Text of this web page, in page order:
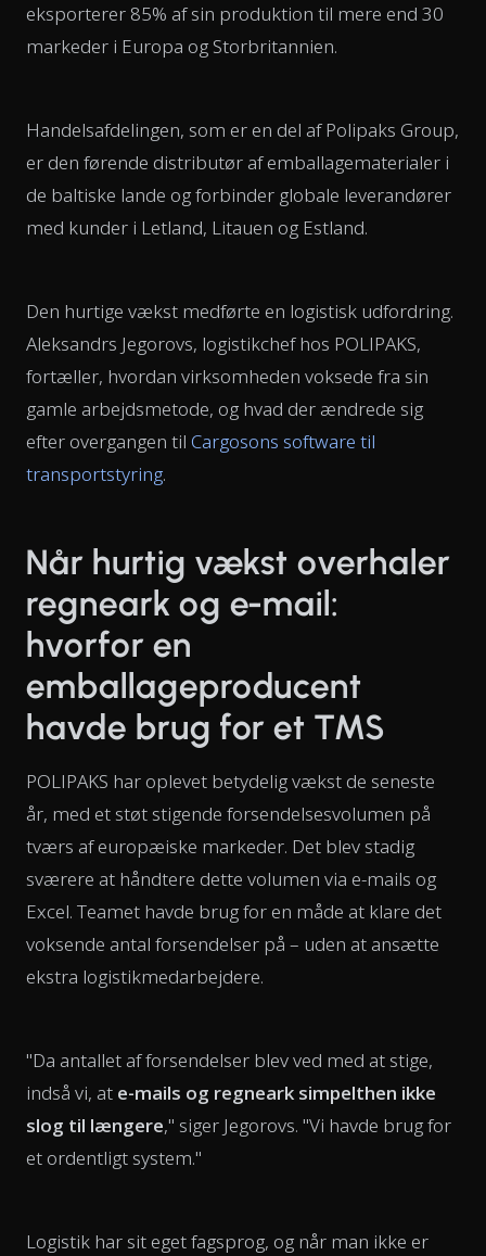
eksporterer 85% af sin produktion til mere end 30
markeder i Europa og Storbritannien.
Handelsafdelingen, som er en del af Polipaks Group,
er den førende distributør af emballagematerialer i
de baltiske lande og forbinder globale leverandører
med kunder i Letland, Litauen og Estland.
Den hurtige vækst medførte en logistisk udfordring.
Aleksandrs Jegorovs, logistikchef hos POLIPAKS,
fortæller, hvordan virksomheden voksede fra sin
gamle arbejdsmetode, og hvad der ændrede sig
efter overgangen til Cargosons software til
transportstyring.
Når hurtig vækst overhaler
regneark og e-mail:
hvorfor en
emballageproducent
havde brug for et TMS
POLIPAKS har oplevet betydelig vækst de seneste
år, med et støt stigende forsendelsesvolumen på
tværs af europæiske markeder. Det blev stadig
sværere at håndtere dette volumen via e-mails og
Excel. Teamet havde brug for en måde at klare det
voksende antal forsendelser på – uden at ansætte
ekstra logistikmedarbejdere.
"Da antallet af forsendelser blev ved med at stige,
indså vi, at e-mails og regneark simpelthen ikke
slog til længere," siger Jegorovs. "Vi havde brug for
et ordentligt system."
Logistik har sit eget fagsprog, og når man ikke er